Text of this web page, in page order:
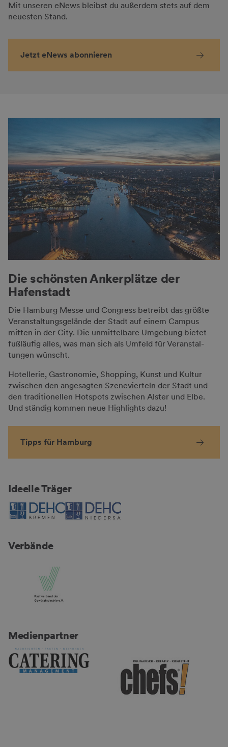
Mit unseren eNews bleibst du außerdem stets auf dem
neuesten Stand.
Jetzt eNews abonnieren
Die schönsten Ankerplätze der
Hafen­stadt
Die Hamburg Messe und Congress betreibt das größte
Veranstaltungsgelände der Stadt auf einem Campus
mitten in der City. Die unmittel­bare Umgebung bietet
fußläufig alles, was man sich als Umfeld für Veran­stal­
tungen wünscht.
Hotellerie, Gastro­no­mie, Shopping, Kunst und Kultur
zwischen den an­ge­sagten Szene­vierteln der Stadt und
den traditionellen Hotspots zwischen Alster und Elbe.
Und ständig kommen neue Highlights dazu!
Tipps für Hamburg
Ideelle Träger
Verbände
Medienpartner